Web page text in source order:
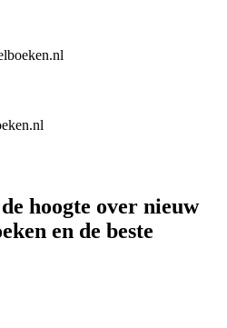
hoogte over nieuw
en de beste